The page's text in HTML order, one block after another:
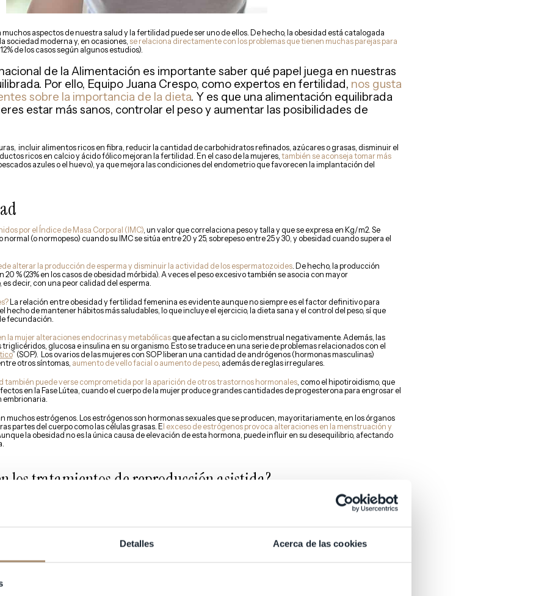
Detalles Acerca de las cookies
aspectos de nuestra salud y la fertilidad puede ser uno de ellos. De hecho, la obesidad está catalogada
sociedad moderna y, en ocasiones,se relaciona directamente con los problemas que tienen muchas parejas para
de los casos según algunos estudios).
de la Alimentación es importante saber qué papel juega en nuestras
Por ello, Equipo Juana Crespo, como expertos en fertilidad, nos gusta
sobre la importancia de la dieta. Y es que una alimentación equilibrada
estar más sanos, controlar el peso y aumentar las posibilidades de
incluir alimentos ricos en fibra, reducir la cantidad de carbohidratos refinados, azúcares o grasas, disminuir el
ricos en calcio y ácido fólico mejoran la fertilidad. En el caso de la mujeres,también se aconseja tomar más
azules o el huevo), ya que mejora las condiciones del endometrio que favorecen la implantación del
por el Índice de Masa Corporal (IMC), un valor que correlaciona peso y talla y que se expresa en Kg/m2. Se
(o normopeso) cuando su IMC se sitúa entre 20 y 25, sobrepeso entre 25 y 30, y obesidad cuando supera el
alterar la producción de esperma y disminuir la actividad de los espermatozoides . De hecho, la producción
% (23% en los casos de obesidad mórbida). A veces el peso excesivo también se asocia con mayor
decir, con una peor calidad del esperma.
La relación entre obesidad y fertilidad femenina es evidente aunque no siempre es el factor definitivo para
hecho de mantener hábitos más saludables, lo que incluye el ejercicio, la dieta sana y el control del peso, sí que
fecundación.
la mujer alteraciones endocrinas y metabólicas que afectan a su ciclo menstrual negativamente. Además, las
glucosa e insulina en su organismo. Esto se traduce en una serie de problemas relacionados con el
” (SOP). Los ovarios de las mujeres con SOP liberan una cantidad de andrógenos (hormonas masculinas)
otros síntomas, aumento de vello facial o aumento de peso, además de reglas irregulares.
también puede verse comprometida por la aparición de otros trastornos hormonales, como el hipotiroidismo, que
en la Fase Lútea, cuando el cuerpo de la mujer produce grandes cantidades de progesterona para engrosar el
embrionaria.
muchos estrógenos. Los estrógenos son hormonas sexuales que se producen, mayoritariamente, en los órganos
partes del cuerpo como las células grasas. E l exceso de estrógenos provoca alteraciones en la menstruación y
la obesidad no es la única causa de elevación de esta hormona, puede influir en su desequilibrio, afectando
los tratamientos de reproducción asistida?
puede verse afectada negativamente por el sobrepeso. Un estudio publicado en la
menores posibilidades de
y la obesidad
tanto para conseguir el embarazo como para proteger la salud de la madre y de su hijo.
conseguir un embarazo